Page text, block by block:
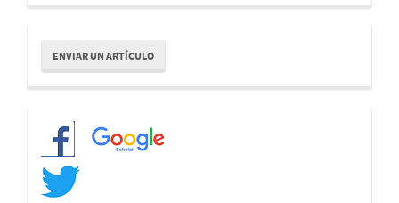
Enviar
un
artículo
ENVIAR UN ARTÍCULO
Redes